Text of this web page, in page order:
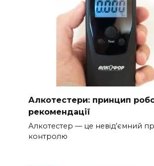
Алкотестери: принцип
рекомендації
Алкотестер — це невід’ємний
контролю